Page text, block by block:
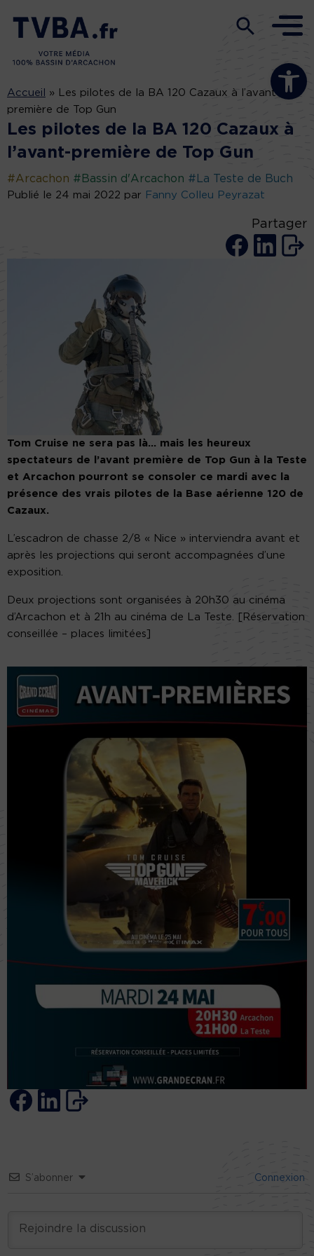
Ouvrir la
Accueil »
Les pilotes de la BA 120 Cazaux à l’avant-
première de Top Gun
Les pilotes de la BA 120 Cazaux à
l’avant-première de Top Gun
#Arcachon #Bassin d'Arcachon #La Teste de Buch
Publié le 24 mai 2022 par Fanny Colleu Peyrazat
Partager
Tom Cruise ne sera pas là… mais les heureux
spectateurs de l’avant première de Top Gun à la Teste
et Arcachon pourront se consoler ce mardi avec la
présence des vrais pilotes de la Base aérienne 120 de
Cazaux.
L’escadron de chasse 2/8 « Nice » interviendra avant et
après les projections qui seront accompagnées d’une
exposition.
Deux projections sont organisées à 20h30 au cinéma
d’Arcachon et à 21h au cinéma de La Teste. [Réservation
conseillée – places limitées]
S’abonner Connexion